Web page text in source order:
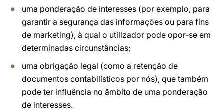
uma ponderação de interesses (por exemplo, para
garantir a segurança das informações ou para fins
de marketing), à qual o utilizador pode opor-se em
determinadas circunstâncias;
uma obrigação legal (como a retenção de
documentos contabilísticos por nós), que também
pode ter influência no âmbito de uma ponderação
de interesses.